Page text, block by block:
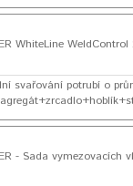
WhiteLine
svařování potrubí o
- Sada vymezovacích